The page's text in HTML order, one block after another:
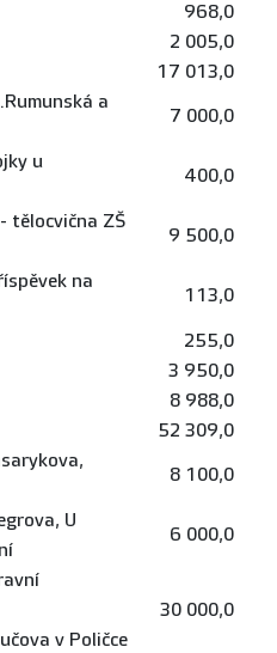
968,0
2 005,0
17 013,0
a
7 000,0
u
400,0
tělocvična ZŠ
9 500,0
na
113,0
255,0
3 950,0
8 988,0
52 309,0
8 100,0
U
6 000,0
v Poličce
30 000,0